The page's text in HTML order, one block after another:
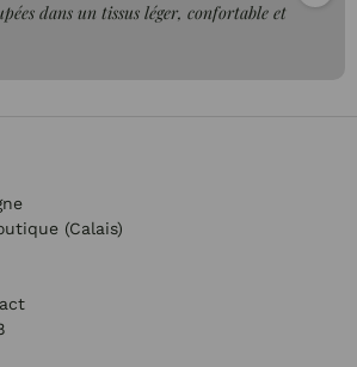
dans un tissus léger, confortable et
(Calais)